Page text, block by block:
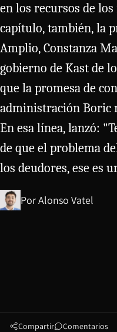
en los recursos de
capítulo, también, la
Amplio, Constanza
gobierno de Kast de
que la promesa de
administración Boric
En esa línea, lanzó:
de que el problema
los deudores, ese es
PorAlonso Vatel
Compartir Comentarios